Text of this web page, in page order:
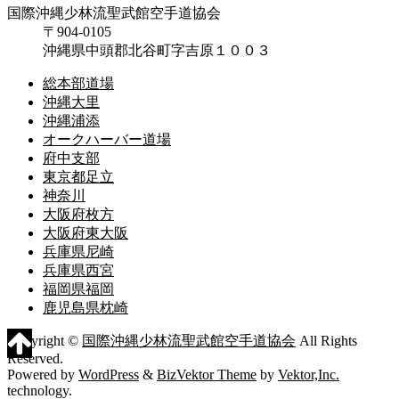
国際沖縄少林流聖武館空手道協会
〒904-0105
沖縄県中頭郡北谷町字吉原１００３
総本部道場
沖縄大里
沖縄浦添
オークハーバー道場
府中支部
東京都足立
神奈川
大阪府枚方
大阪府東大阪
兵庫県尼崎
兵庫県西宮
福岡県福岡
鹿児島県枕崎
Copyright © 国際沖縄少林流聖武館空手道協会 All Rights
Reserved.
Powered by WordPress & BizVektor Theme by Vektor,Inc.
technology.